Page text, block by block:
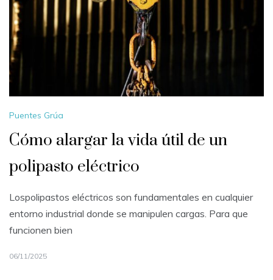
Puentes Grúa
Cómo alargar la vida útil de un
polipasto eléctrico
Lospolipastos eléctricos son fundamentales en cualquier
entorno industrial donde se manipulen cargas. Para que
funcionen bien
06/11/2025